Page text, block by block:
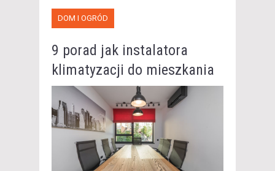
DOM I OGRÓD
9 porad jak instalatora
klimatyzacji do mieszkania